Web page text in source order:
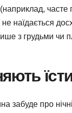
(наприклад,
наїдається
з грудьми чи
забуде про